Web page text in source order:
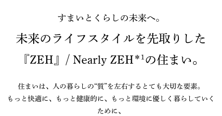
すまいとくらしの未来へ。
未来のライフスタイルを先取りした
『ZEH』/ Nearly ZEH ＊1 の住まい。
住まいは、人の暮らしの“質”を左右するとても大切な要素。
もっと快適に、もっと健康的に、もっと環境に優しく暮らしていく
ために、